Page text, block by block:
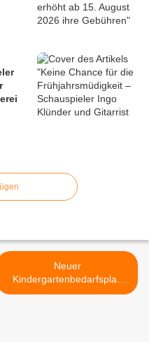
Neuer
Kindergartenbedarfsplan
der Gemeinde